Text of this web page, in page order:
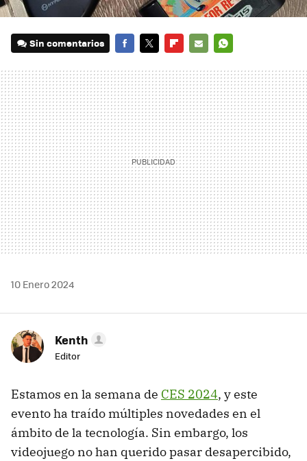
Sin comentarios
MAIL
10 Enero 2024
Kenth
Editor
Estamos en la semana de CES 2024, y este
evento ha traído múltiples novedades en el
ámbito de la tecnología. Sin embargo, los
videojuego no han querido pasar desapercibido,